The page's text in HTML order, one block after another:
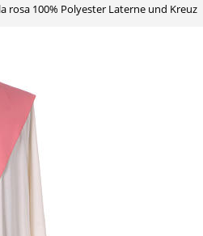
rosa 100% Polyester Laterne und Kreuz